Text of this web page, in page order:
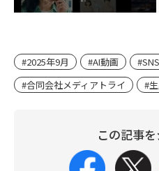
#2025年9月 #AI動画
#合同会社メディアトライ
#
この記事